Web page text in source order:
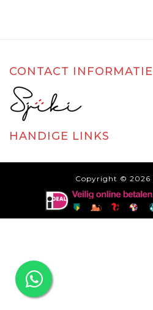
CONTACT INFORMATIE
HANDIGE LINKS
Copyright © 2026